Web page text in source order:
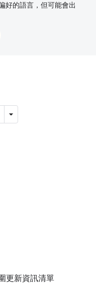
好的語言，但可能會出
更新資訊清單